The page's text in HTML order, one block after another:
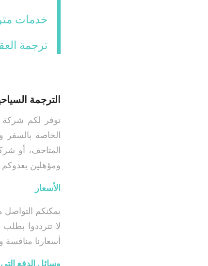
خدمات
ترجمة
الترجمة
توفر لكم شركة
الخاصة بالسفر
المتاحف، أو
ومؤهلين
الأسعار
يمكنكم التواصل
لا تترددوا
أسعارنا منافسة
وسائل الدفع